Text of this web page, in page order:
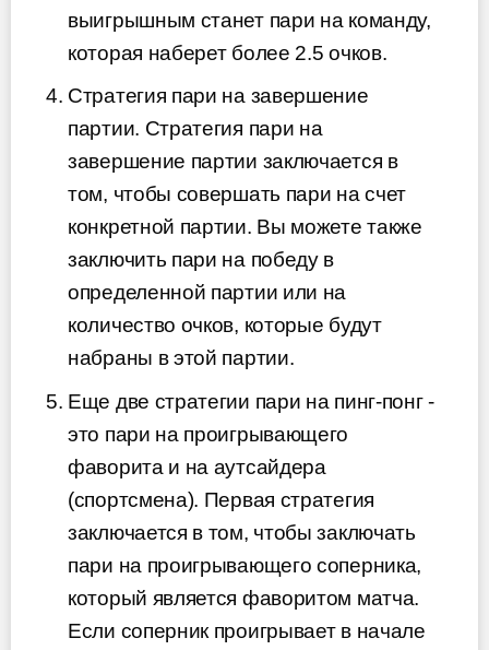
выигрышным станет пари на команду,
которая наберет более 2.5 очков.
Стратегия пари на завершение
партии. Стратегия пари на
завершение партии заключается в
том, чтобы совершать пари на счет
конкретной партии. Вы можете также
заключить пари на победу в
определенной партии или на
количество очков, которые будут
набраны в этой партии.
Еще две стратегии пари на пинг-понг -
это пари на проигрывающего
фаворита и на аутсайдера
(спортсмена). Первая стратегия
заключается в том, чтобы заключать
пари на проигрывающего соперника,
который является фаворитом матча.
Если соперник проигрывает в начале